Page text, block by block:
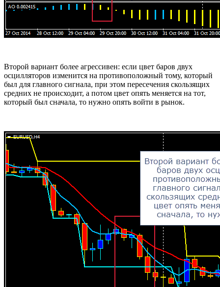
Второй вариант более агрессивен: если цвет баров двух
осцилляторов изменится на противоположный тому, который
был для главного сигнала, при этом пересечения скользящих
средних не происходит, а потом цвет опять меняется на тот,
который был сначала, то нужно опять войти в рынок.